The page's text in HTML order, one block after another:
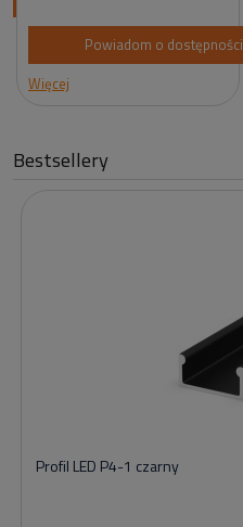
Powiadom o dostępności
Więcej
Bestsellery
Profil LED P4-1 czarny